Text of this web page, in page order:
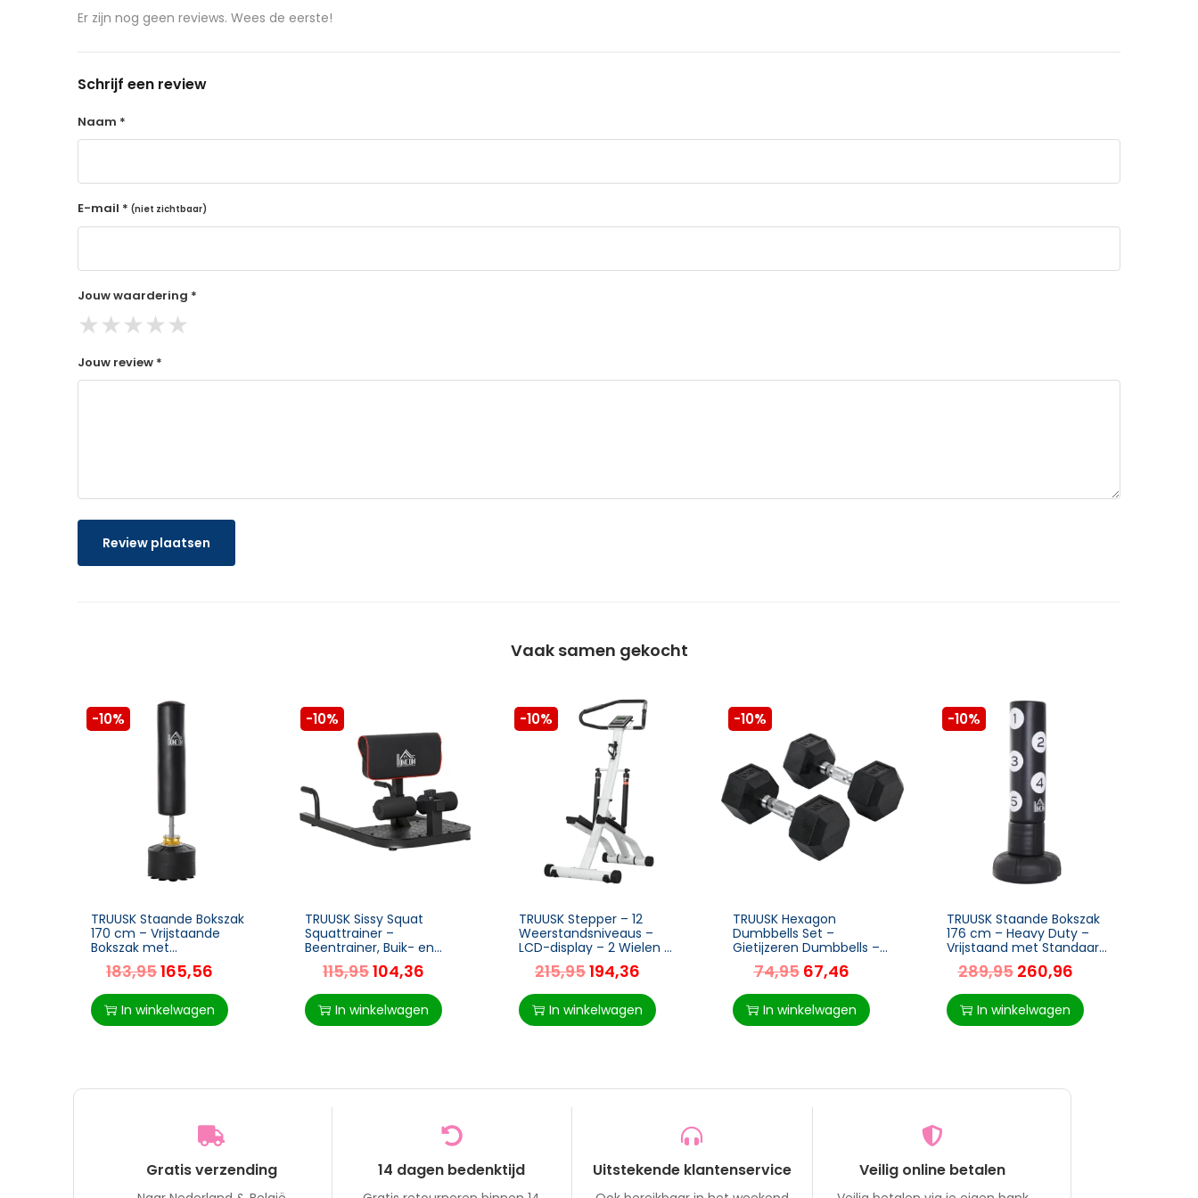
aangeschafte product terug naar de koper.
14 dagen retourtermijn
Binnen 14 dagen een terugbetaling na ontvangst van retour
De terugbetaling wordt gedaan via de betaalmethode waarmee de bestelling is gedaan
Er zijn nog geen reviews. Wees de eerste!
Schrijf een review
Naam *
E-mail * (niet zichtbaar)
Jouw waardering *
★★★★★
Jouw review *
Review plaatsen
Vaak samen gekocht
-10%
TRUUSK Staande Bokszak
170 cm – Vrijstaande
Bokszak met
Zuignapbodem – Heavy-
duty Bokspartner – Zware
Bokszakstandaard – Voor
183,95165,56
In winkelwagen
-10%
TRUUSK Sissy Squat
Squattrainer –
Beentrainer, Buik- en
Biltrainer – 3-in-1 Trainer
– Verstelbaar tot 120 kg –
Staal – Zwart – 50
115,95104,36
In winkelwagen
-10%
TRUUSK Stepper – 12
Weerstandsniveaus –
LCD-display – 2 Wielen –
80x61x134 cm –
Wit/Zwart
215,95194,36
In winkelwagen
-10%
TRUUSK Hexagon
Dumbbells Set –
Gietijzeren Dumbbells –
Handgreep met Kartel –
Rubber Zwart – 2 x 10 kg –
Voor Krachttraining –
74,95 67,46
In winkelwagen
-10%
TRUUSK Staande Bokszak
176 cm – Heavy Duty –
Vrijstaand met Standaard
en Vinyl Pad – Geschikt
voor Professionals en
Beginners –
289,95 260,96
In winkelwagen
Gratis verzending 14 dagen bedenktijd Uitstekende klantenservice Veilig online betalen